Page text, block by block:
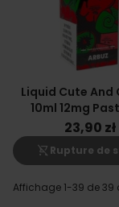
Liquid Cute And
10ml 12mg
23,90 zł
shopping_cart_off Rupture de
Affichage 1-39 de 39